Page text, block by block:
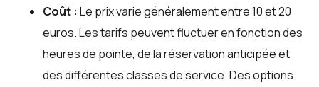
Coût : Le prix varie généralement entre 10 et 20
euros. Les tarifs peuvent fluctuer en fonction des
heures de pointe, de la réservation anticipée et
des différentes classes de service. Des options